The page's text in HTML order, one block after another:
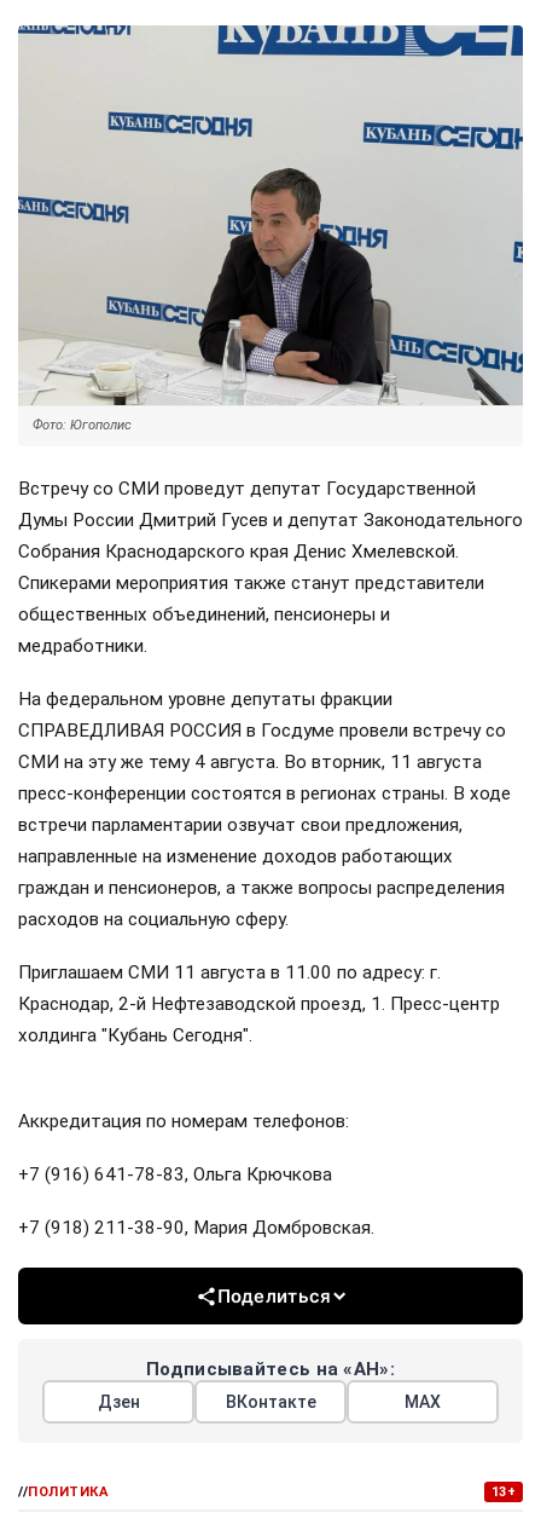
Фото: Югополис
Встречу со СМИ проведут депутат Государственной
Думы России Дмитрий Гусев и депутат Законодательного
Собрания Краснодарского края Денис Хмелевской.
Спикерами мероприятия также станут представители
общественных объединений, пенсионеры и
медработники.
На федеральном уровне депутаты фракции
СПРАВЕДЛИВАЯ РОССИЯ в Госдуме провели встречу со
СМИ на эту же тему 4 августа. Во вторник, 11 августа
пресс-конференции состоятся в регионах страны. В ходе
встречи парламентарии озвучат свои предложения,
направленные на изменение доходов работающих
граждан и пенсионеров, а также вопросы распределения
расходов на социальную сферу.
Приглашаем СМИ 11 августа в 11.00 по адресу: г.
Краснодар, 2-й Нефтезаводской проезд, 1. Пресс-центр
холдинга "Кубань Сегодня".
Аккредитация по номерам телефонов:
+7 (916) 641-78-83, Ольга Крючкова
+7 (918) 211-38-90, Мария Домбровская.
Поделиться
Подписывайтесь на «АН»:
Дзен ВКонтакте МАХ
//ПОЛИТИКА 13+